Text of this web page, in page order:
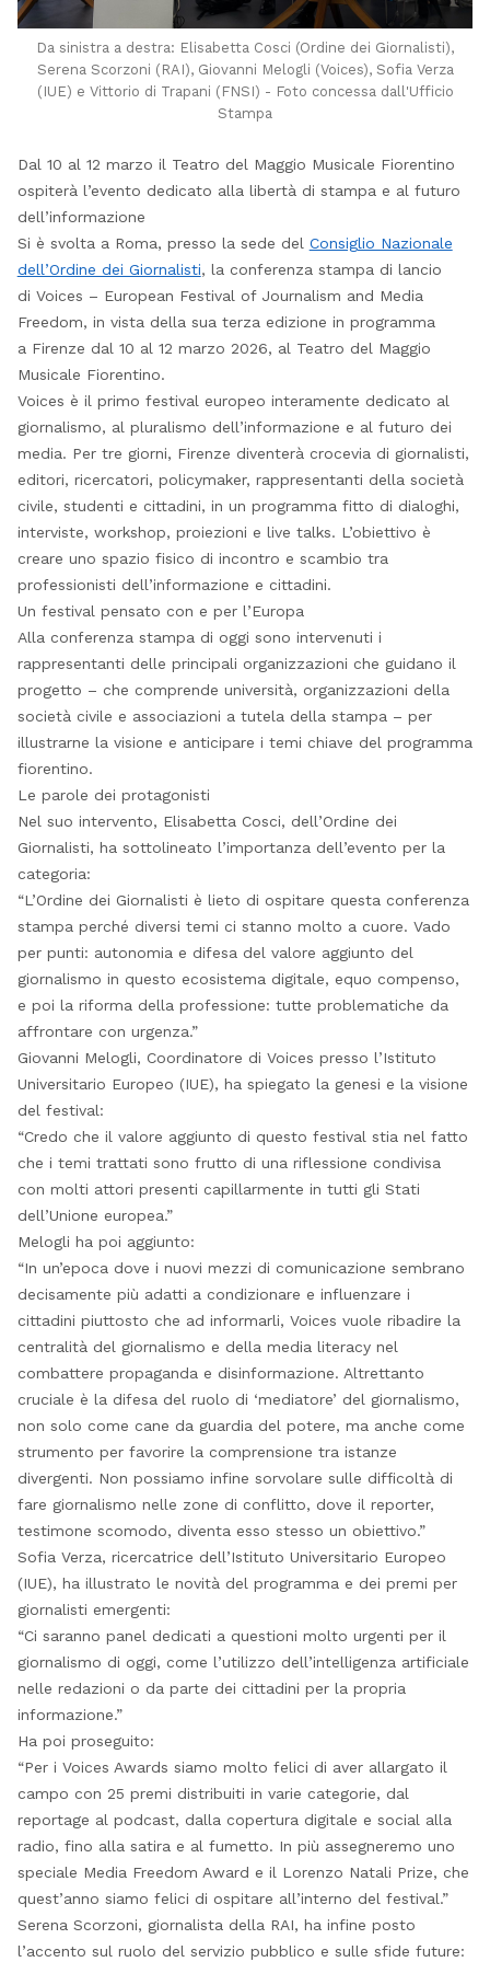
Da sinistra a destra: Elisabetta Cosci (Ordine dei Giornalisti),
Serena Scorzoni (RAI), Giovanni Melogli (Voices), Sofia Verza
(IUE) e Vittorio di Trapani (FNSI) - Foto concessa dall'Ufficio
Stampa
Dal 10 al 12 marzo il Teatro del Maggio Musicale Fiorentino
ospiterà l’evento dedicato alla libertà di stampa e al futuro
dell’informazione
Si è svolta a Roma, presso la sede del Consiglio Nazionale
dell’Ordine dei Giornalisti, la conferenza stampa di lancio
di Voices – European Festival of Journalism and Media
Freedom, in vista della sua terza edizione in programma
a Firenze dal 10 al 12 marzo 2026, al Teatro del Maggio
Musicale Fiorentino.
Voices è il primo festival europeo interamente dedicato al
giornalismo, al pluralismo dell’informazione e al futuro dei
media. Per tre giorni, Firenze diventerà crocevia di giornalisti,
editori, ricercatori, policymaker, rappresentanti della società
civile, studenti e cittadini, in un programma fitto di dialoghi,
interviste, workshop, proiezioni e live talks. L’obiettivo è
creare uno spazio fisico di incontro e scambio tra
professionisti dell’informazione e cittadini.
Un festival pensato con e per l’Europa
Alla conferenza stampa di oggi sono intervenuti i
rappresentanti delle principali organizzazioni che guidano il
progetto – che comprende università, organizzazioni della
società civile e associazioni a tutela della stampa – per
illustrarne la visione e anticipare i temi chiave del programma
fiorentino.
Le parole dei protagonisti
Nel suo intervento, Elisabetta Cosci, dell’Ordine dei
Giornalisti, ha sottolineato l’importanza dell’evento per la
categoria:
“L’Ordine dei Giornalisti è lieto di ospitare questa conferenza
stampa perché diversi temi ci stanno molto a cuore. Vado
per punti: autonomia e difesa del valore aggiunto del
giornalismo in questo ecosistema digitale, equo compenso,
e poi la riforma della professione: tutte problematiche da
affrontare con urgenza.”
Giovanni Melogli, Coordinatore di Voices presso l’Istituto
Universitario Europeo (IUE), ha spiegato la genesi e la visione
del festival:
“Credo che il valore aggiunto di questo festival stia nel fatto
che i temi trattati sono frutto di una riflessione condivisa
con molti attori presenti capillarmente in tutti gli Stati
dell’Unione europea.”
Melogli ha poi aggiunto:
“In un’epoca dove i nuovi mezzi di comunicazione sembrano
decisamente più adatti a condizionare e influenzare i
cittadini piuttosto che ad informarli, Voices vuole ribadire la
centralità del giornalismo e della media literacy nel
combattere propaganda e disinformazione. Altrettanto
cruciale è la difesa del ruolo di ‘mediatore’ del giornalismo,
non solo come cane da guardia del potere, ma anche come
strumento per favorire la comprensione tra istanze
divergenti. Non possiamo infine sorvolare sulle difficoltà di
fare giornalismo nelle zone di conflitto, dove il reporter,
testimone scomodo, diventa esso stesso un obiettivo.”
Sofia Verza, ricercatrice dell’Istituto Universitario Europeo
(IUE), ha illustrato le novità del programma e dei premi per
giornalisti emergenti:
“Ci saranno panel dedicati a questioni molto urgenti per il
giornalismo di oggi, come l’utilizzo dell’intelligenza artificiale
nelle redazioni o da parte dei cittadini per la propria
informazione.”
Ha poi proseguito:
“Per i Voices Awards siamo molto felici di aver allargato il
campo con 25 premi distribuiti in varie categorie, dal
reportage al podcast, dalla copertura digitale e social alla
radio, fino alla satira e al fumetto. In più assegneremo uno
speciale Media Freedom Award e il Lorenzo Natali Prize, che
quest’anno siamo felici di ospitare all’interno del festival.”
Serena Scorzoni, giornalista della RAI, ha infine posto
l’accento sul ruolo del servizio pubblico e sulle sfide future: